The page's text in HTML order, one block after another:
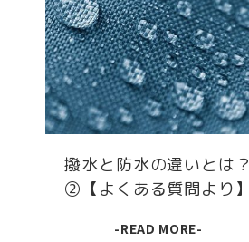
撥水と防水の違いとは？
②【よくある質問より】
-READ MORE-